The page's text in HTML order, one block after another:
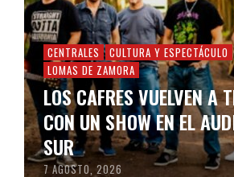
CENTRALES CULTURA Y ESPECTÁCULO
LOMAS DE ZAMORA
LOS CAFRES VUELVEN A
CON UN SHOW EN EL
SUR
7 AGOSTO, 2026